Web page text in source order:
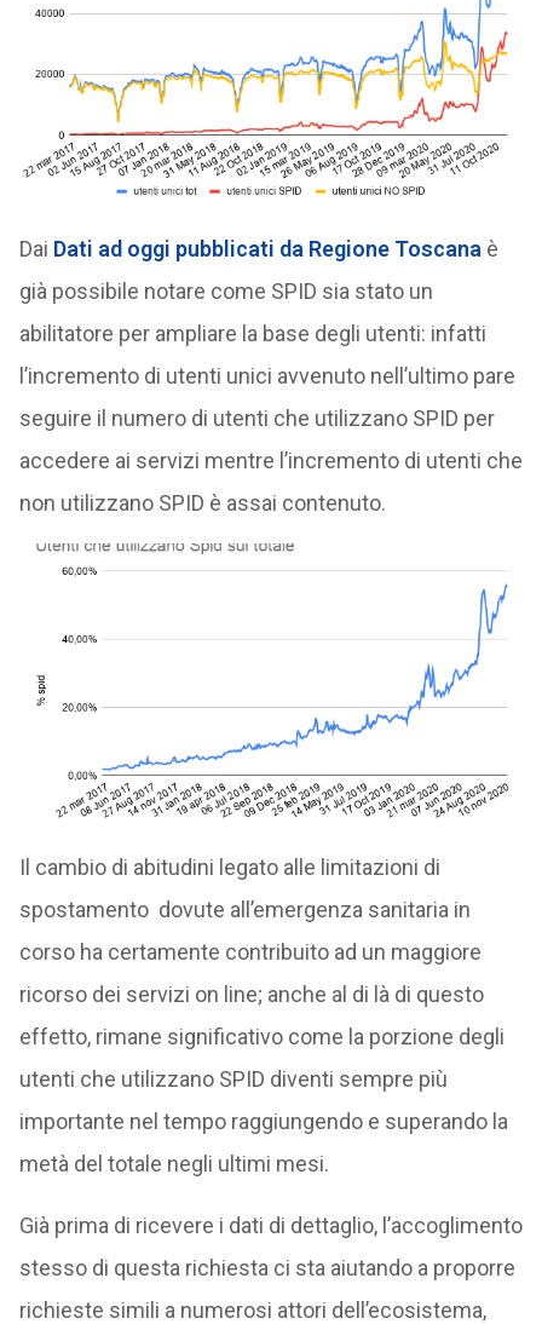
Dai Dati ad oggi pubblicati da Regione Toscana è
già possibile notare come SPID sia stato un
abilitatore per ampliare la base degli utenti: infatti
l’incremento di utenti unici avvenuto nell’ultimo pare
seguire il numero di utenti che utilizzano SPID per
accedere ai servizi mentre l’incremento di utenti che
non utilizzano SPID è assai contenuto.
Il cambio di abitudini legato alle limitazioni di
spostamento dovute all’emergenza sanitaria in
corso ha certamente contribuito ad un maggiore
ricorso dei servizi on line; anche al di là di questo
effetto, rimane significativo come la porzione degli
utenti che utilizzano SPID diventi sempre più
importante nel tempo raggiungendo e superando la
metà del totale negli ultimi mesi.
Già prima di ricevere i dati di dettaglio, l’accoglimento
stesso di questa richiesta ci sta aiutando a proporre
richieste simili a numerosi attori dell’ecosistema,